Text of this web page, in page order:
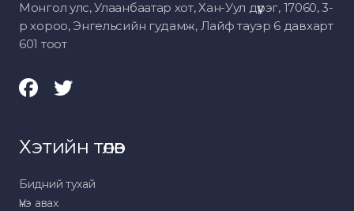
Монгол улс, Улаанбаатар хот, Хан-Уул дүүрэг, 17060, 3-
р хороо, Энгельсийн гудамж, Лайф тауэр 6 давхарт
601 тоот
Хэтийн төлөв
Бидний тухай
Үнэ авах